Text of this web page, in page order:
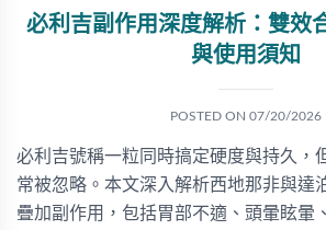
必利吉副作用深度解析：雙效
與使用須知
POSTED ON 07/20/2026
必利吉號稱一粒同時搞定硬度與持久，
常被忽略。本文深入解析西地那非與達
疊加副作用，包括胃部不適、頭暈眩暈